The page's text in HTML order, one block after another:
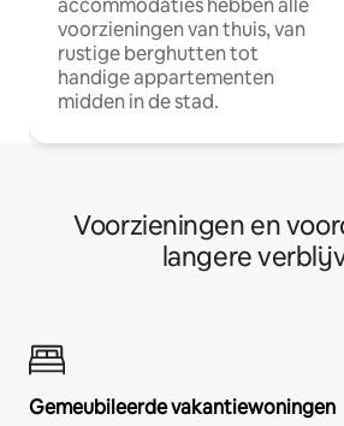
accommodaties hebben alle
voorzieningen van thuis, van
rustige berghutten tot
handige appartementen
midden in de stad.
Voorzieningen en
langere
Gemeubileerde vakantiewoningen